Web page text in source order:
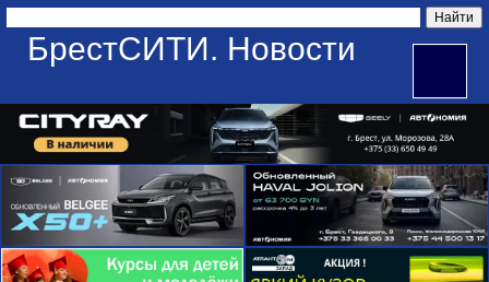
БрестСИТИ. Новости